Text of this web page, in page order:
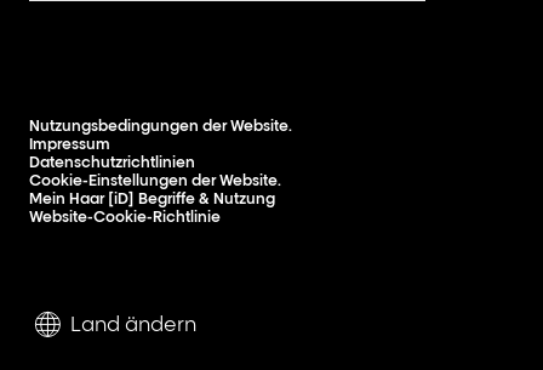
Land ändern
Nutzungsbedingungen der Website.
Impressum
Datenschutzrichtlinien
Cookie-Einstellungen der Website.
Mein Haar [iD] Begriffe & Nutzung
Website-Cookie-Richtlinie